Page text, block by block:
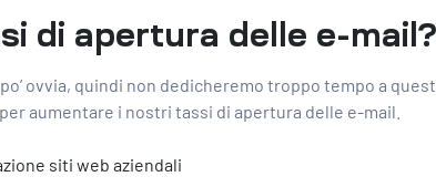
di apertura delle e-mail?
ovvia, quindi non dedicheremo troppo tempo a
aumentare i nostri tassi di apertura delle e-mail.
siti web aziendali